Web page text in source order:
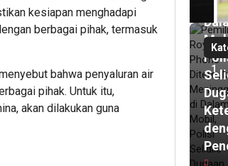
kesiapan menghadapi
berbagai pihak, termasuk
bahwa penyaluran air
pihak. Untuk itu,
akan dilakukan guna
1
1
hari